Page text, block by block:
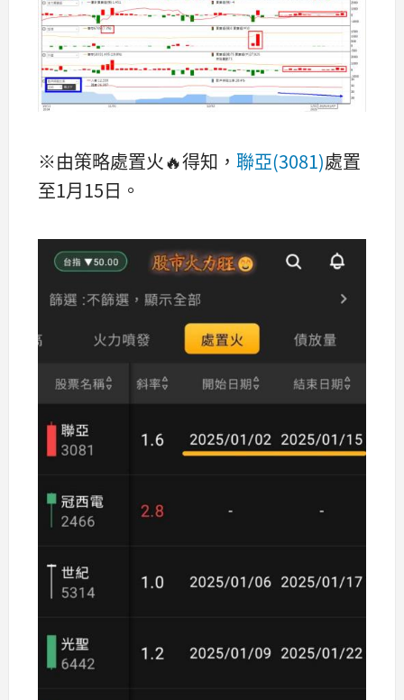
※由策略處置火🔥得知， 聯亞(3081)處置
至1月15日。